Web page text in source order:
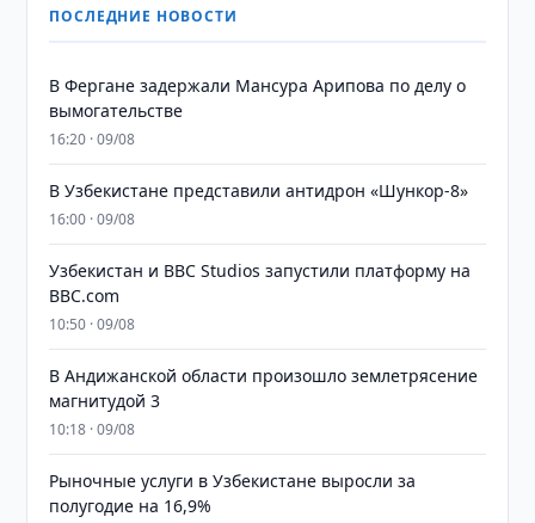
ПОСЛЕДНИЕ НОВОСТИ
В Фергане задержали Мансура Арипова по делу о
вымогательстве
16:20 · 09/08
В Узбекистане представили антидрон «Шункор-8»
16:00 · 09/08
Узбекистан и BBC Studios запустили платформу на
BBC.com
10:50 · 09/08
В Андижанской области произошло землетрясение
магнитудой 3
10:18 · 09/08
Рыночные услуги в Узбекистане выросли за
полугодие на 16,9%